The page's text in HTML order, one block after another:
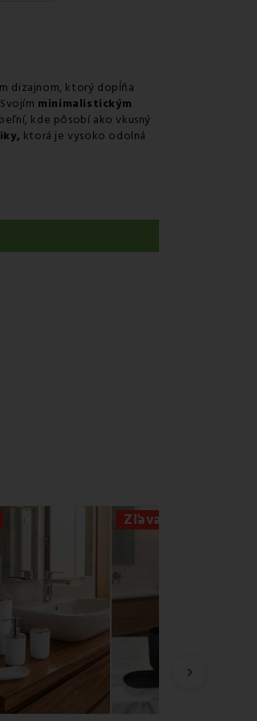
adresu
dizajnom, ktorý dopĺňa
minimalistickým
kde pôsobí ako vkusný
ktorá je vysoko odolná
Zľava -60%
›